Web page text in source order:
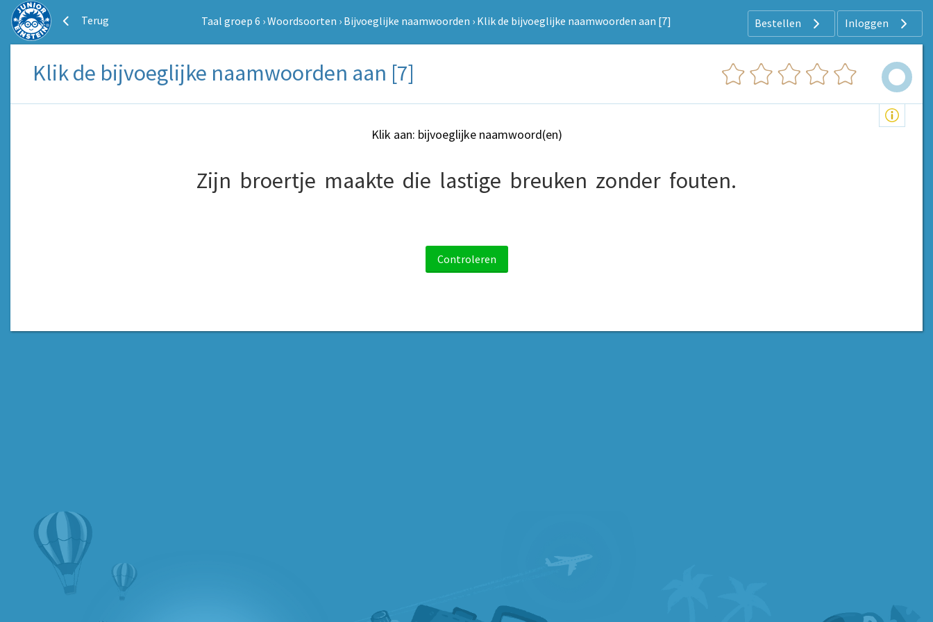
Terug Taal groep 6 ›Woordsoorten › Bijvoeglijke naamwoorden › Klik de bijvoeglijke naamwoorden aan [7] Bestellen Inloggen
Klik de bijvoeglijke naamwoorden aan [7]
Klik aan: bijvoeglijke naamwoord(en)
Zijn broertje maakte die lastige breuken zonder fouten.